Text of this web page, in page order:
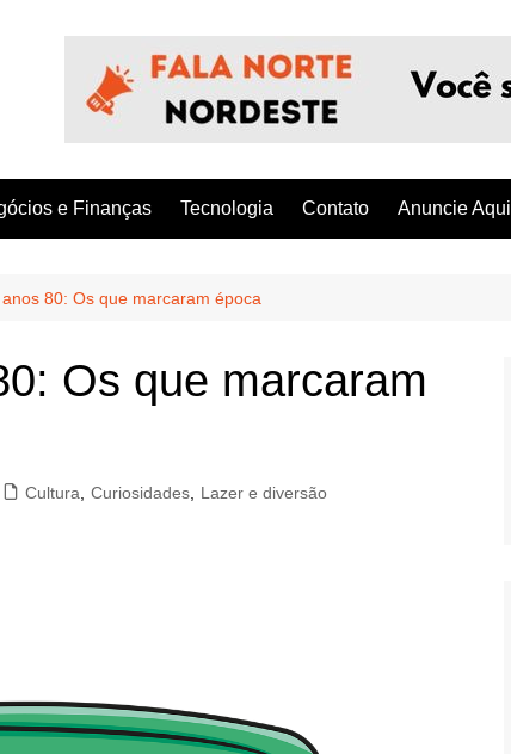
e Finanças Tecnologia Contato Anuncie Aqui
80: Os que marcaram época
Os que marcaram
Cultura Curiosidades Lazer e diversão